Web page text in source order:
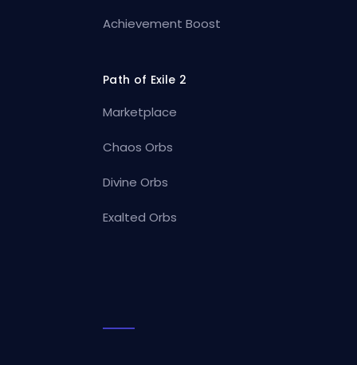
Achievement Boost
Path of Exile 2
Marketplace
Chaos Orbs
Divine Orbs
Exalted Orbs